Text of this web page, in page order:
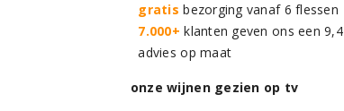
gratis bezorging vanaf 6 flessen
7.000+ klanten geven ons een 9,4
advies op maat
onze wijnen gezien op tv